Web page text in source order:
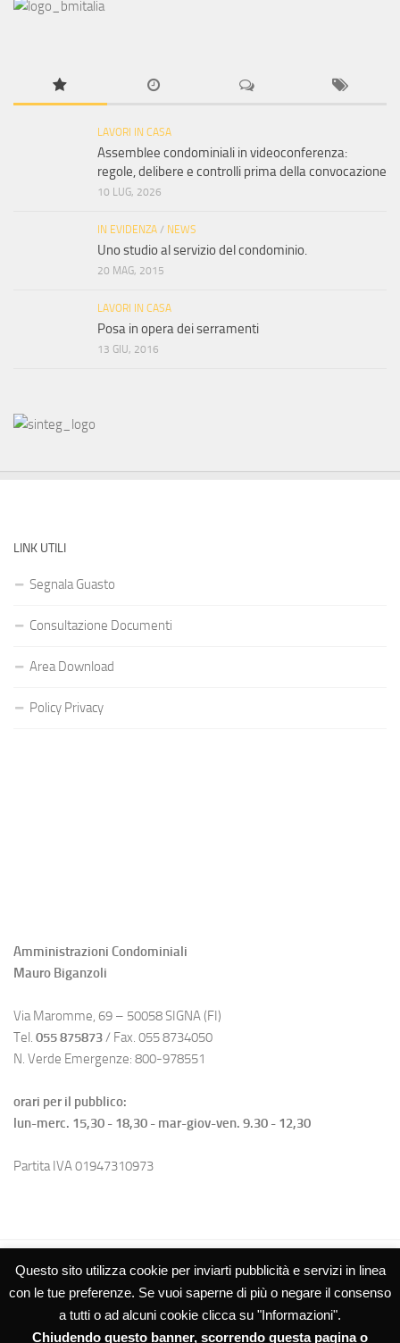
LAVORI IN CASA
Assemblee condominiali in videoconferenza:
regole, delibere e controlli prima della convocazione
10 LUG, 2026
IN EVIDENZA / NEWS
Uno studio al servizio del condominio.
20 MAG, 2015
LAVORI IN CASA
Posa in opera dei serramenti
13 GIU, 2016
LINK UTILI
Segnala Guasto
Consultazione Documenti
Area Download
Policy Privacy
Amministrazioni Condominiali
Mauro Biganzoli
Via Maromme, 69 – 50058 SIGNA (FI)
Tel. 055 875873/ Fax. 055 8734050
N. Verde Emergenze: 800-978551
orari per il pubblico:
lun-merc. 15,30 - 18,30 - mar-giov-ven. 9.30 - 12,30
Partita IVA 01947310973
Studio Biganzoli SRL – Amministrazioni Condominiali © 2026. Tutti i
Questo sito utilizza cookie per inviarti pubblicità e servizi in linea
con le tue preferenze. Se vuoi saperne di più o negare il consenso
a tutti o ad alcuni cookie clicca su "Informazioni".
Chiudendo questo banner, scorrendo questa pagina o